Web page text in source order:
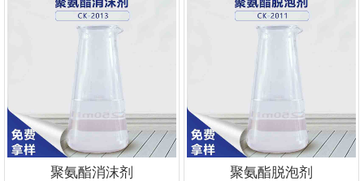
聚氨酯消沫剂 聚氨酯脱泡剂